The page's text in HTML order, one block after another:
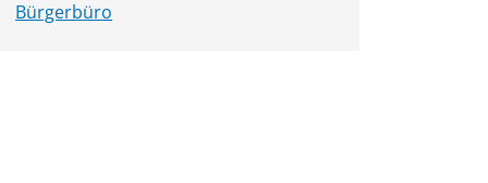
Bürgerbüro